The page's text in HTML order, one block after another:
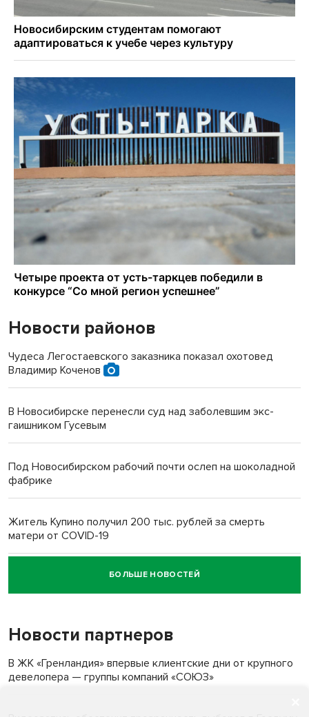
Новости районов
Чудеса Легостаевского заказника показал охотовед
Владимир Коченов
В Новосибирске перенесли суд над заболевшим экс-
гаишником Гусевым
Под Новосибирском рабочий почти ослеп на шоколадной
фабрике
Житель Купино получил 200 тыс. рублей за смерть
матери от COVID-19
Новосибирский суд наказал водителя за смерть
пенсионерки на вокзале
«Мы живём на пастбище!»: в новосибирском селе лошади
терроризируют жителей
Инвалид получил условный срок за избиение врачей
БОЛЬШЕ НОВОСТЕЙ
Новости партнеров
В ЖК «Гренландия» впервые клиентские дни от крупного
девелопера — группы компаний «СОЮЗ»